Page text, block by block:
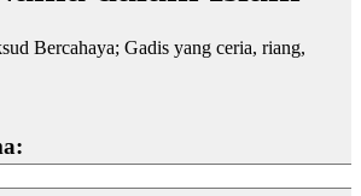
Bercahaya; Gadis yang ceria, riang,